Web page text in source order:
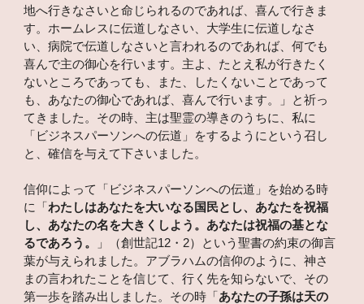
地へ行きなさいと命じられるのであれば、喜んで行きま
す。ホームレスに伝道しなさい、大学生に伝道しなさ
い、病院で伝道しなさいと言われるのであれば、何でも
喜んで主の御心を行います。主よ、たとえ私が行きたく
ないところであっても、また、したくないことであって
も、あなたの御心であれば、喜んで行います。」と祈っ
てきました。その時、主は聖霊の導きのうちに、私に
「ビジネスパーソンへの伝道」をするようにという召し
と、確信を与えて下さいました。
信仰によって「ビジネスパーソンへの伝道」を始める時
に「わたしはあなたを大いなる国民とし、あなたを祝福
し、あなたの名を大きくしよう。あなたは祝福の基とな
るであろう。
」（創世記12・2）という聖書の約束の御言
葉が与えられました。アブラハムの信仰のように、神さ
まの言われたことを信じて、行く先を知らないで、その
第一歩を踏み出しました。その時「 あなたの子孫は天の